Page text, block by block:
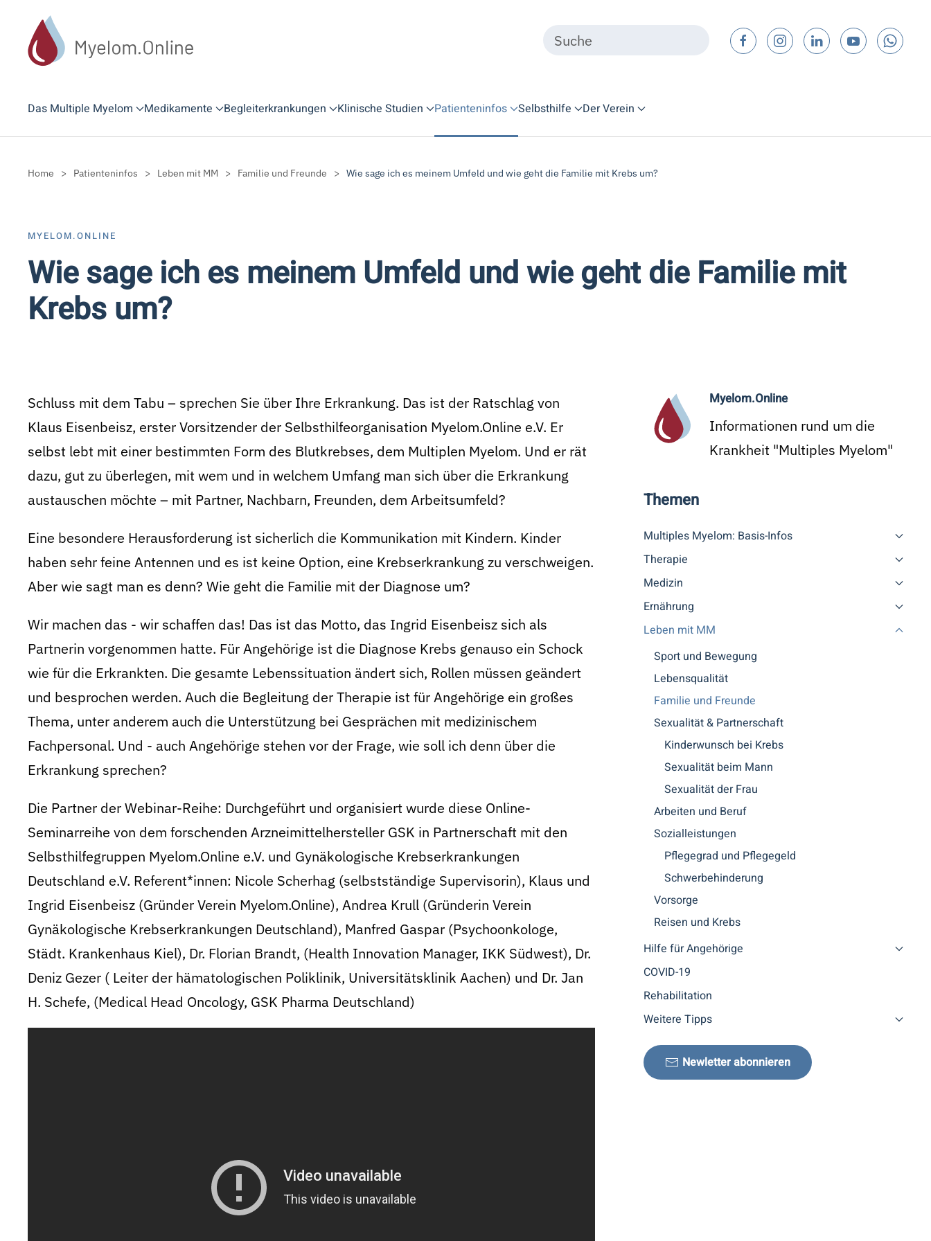
Zum Hauptinhalt springen
Das Multiple Myelom Medikamente Begleiterkrankungen Klinische Studien Patienteninfos Selbsthilfe Der Verein
Home Patienteninfos Leben mit MM Familie und Freunde Wie sage ich es meinem Umfeld und wie geht die Familie mit Krebs um?
MYELOM.ONLINE
Wie sage ich es meinem Umfeld und wie geht die Familie mit
Krebs um?
Schluss mit dem Tabu – sprechen Sie über Ihre Erkrankung. Das ist der Ratschlag von
Klaus Eisenbeisz, erster Vorsitzender der Selbsthilfeorganisation Myelom.Online e.V. Er
selbst lebt mit einer bestimmten Form des Blutkrebses, dem Multiplen Myelom. Und er rät
dazu, gut zu überlegen, mit wem und in welchem Umfang man sich über die Erkrankung
austauschen möchte – mit Partner, Nachbarn, Freunden, dem Arbeitsumfeld?
Eine besondere Herausforderung ist sicherlich die Kommunikation mit Kindern. Kinder
haben sehr feine Antennen und es ist keine Option, eine Krebserkrankung zu verschweigen.
Aber wie sagt man es denn? Wie geht die Familie mit der Diagnose um?
Wir machen das - wir schaffen das! Das ist das Motto, das Ingrid Eisenbeisz sich als
Partnerin vorgenommen hatte. Für Angehörige ist die Diagnose Krebs genauso ein Schock
wie für die Erkrankten. Die gesamte Lebenssituation ändert sich, Rollen müssen geändert
und besprochen werden. Auch die Begleitung der Therapie ist für Angehörige ein großes
Thema, unter anderem auch die Unterstützung bei Gesprächen mit medizinischem
Fachpersonal. Und - auch Angehörige stehen vor der Frage, wie soll ich denn über die
Erkrankung sprechen?
Die Partner der Webinar-Reihe: Durchgeführt und organisiert wurde diese Online-
Seminarreihe von dem forschenden Arzneimittelhersteller GSK in Partnerschaft mit den
Selbsthilfegruppen Myelom.Online e.V. und Gynäkologische Krebserkrankungen
Deutschland e.V. Referent*innen: Nicole Scherhag (selbstständige Supervisorin), Klaus und
Ingrid Eisenbeisz (Gründer Verein Myelom.Online), Andrea Krull (Gründerin Verein
Gynäkologische Krebserkrankungen Deutschland), Manfred Gaspar (Psychoonkologe,
Städt. Krankenhaus Kiel), Dr. Florian Brandt, (Health Innovation Manager, IKK Südwest), Dr.
Deniz Gezer ( Leiter der hämatologischen Poliklinik, Universitätsklinik Aachen) und Dr. Jan
H. Schefe, (Medical Head Oncology, GSK Pharma Deutschland)
Myelom.Online
Informationen rund um die
Krankheit "Multiples Myelom"
Themen
Multiples Myelom: Basis-Infos
Therapie
Medizin
Ernährung
Leben mit MM
Sport und Bewegung
Lebensqualität
Familie und Freunde
Sexualität & Partnerschaft
Kinderwunsch bei Krebs
Sexualität beim Mann
Sexualität der Frau
Arbeiten und Beruf
Sozialleistungen
Pflegegrad und Pflegegeld
Schwerbehinderung
Vorsorge
Reisen und Krebs
Hilfe für Angehörige
COVID-19
Rehabilitation
Weitere Tipps
Newletter abonnieren